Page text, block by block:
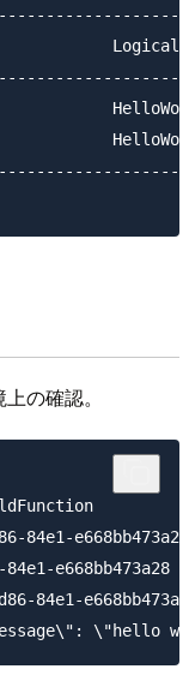
の確認。
84e1-
e668bb473a28
Size: 128 MB	Max Memory Used: 32 MB	Init Duration: